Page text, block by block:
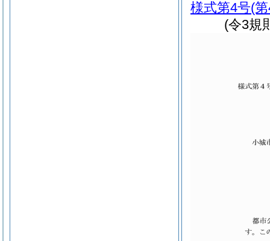
様式第4号(
(令3規